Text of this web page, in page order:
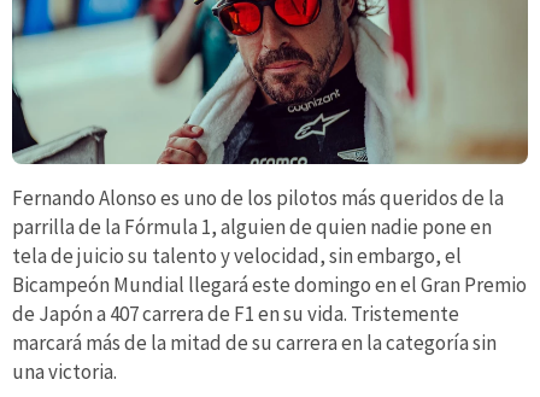
Fernando Alonso es uno de los pilotos más queridos de la
parrilla de la Fórmula 1, alguien de quien nadie pone en
tela de juicio su talento y velocidad, sin embargo, el
Bicampeón Mundial llegará este domingo en el Gran Premio
de Japón a 407 carrera de F1 en su vida. Tristemente
marcará más de la mitad de su carrera en la categoría sin
una victoria.